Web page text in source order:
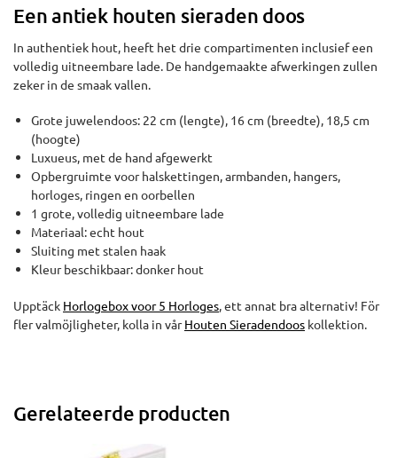
Een antiek houten sieraden doos
In authentiek hout, heeft het drie compartimenten inclusief een
volledig uitneembare lade. De handgemaakte afwerkingen zullen
zeker in de smaak vallen.
Grote juwelendoos: 22 cm (lengte), 16 cm (breedte), 18,5 cm
(hoogte)
Luxueus, met de hand afgewerkt
Opbergruimte voor halskettingen, armbanden, hangers,
horloges, ringen en oorbellen
1 grote, volledig uitneembare lade
Materiaal: echt hout
Sluiting met stalen haak
Kleur beschikbaar: donker hout
Upptäck Horlogebox voor 5 Horloges, ett annat bra alternativ! För
fler valmöjligheter, kolla in vårHouten Sieradendoos kollektion.
Gerelateerde producten